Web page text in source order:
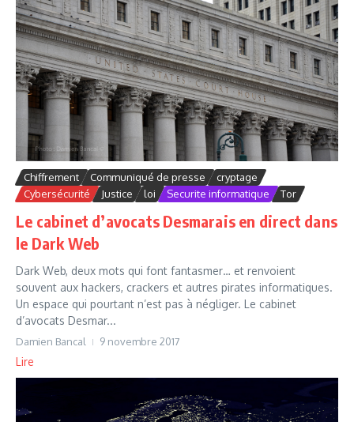
Chiffrement Communiqué de presse
cryptage
Cybersécurité
Justice loi Securite informatique Tor
Le cabinet d’avocats Desmarais en direct dans
le Dark Web
Dark Web, deux mots qui font fantasmer… et renvoient
souvent aux hackers, crackers et autres pirates informatiques.
Un espace qui pourtant n’est pas à négliger. Le cabinet
d’avocats Desmar...
Damien Bancal 9 novembre 2017
Lire